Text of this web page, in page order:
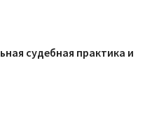
судебная практика и